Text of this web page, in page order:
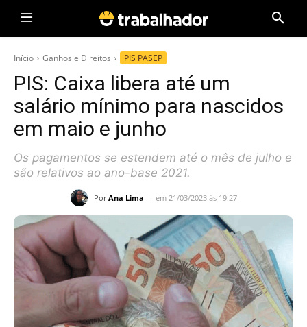
Início Ganhos e Direitos PIS PASEP
PIS: Caixa libera até um
salário mínimo para nascidos
em maio e junho
Os pagamentos se estendem até o mês de julho e
são relativos ao ano-base 2021.
Por Ana Lima em 21/03/2023 às 19:27